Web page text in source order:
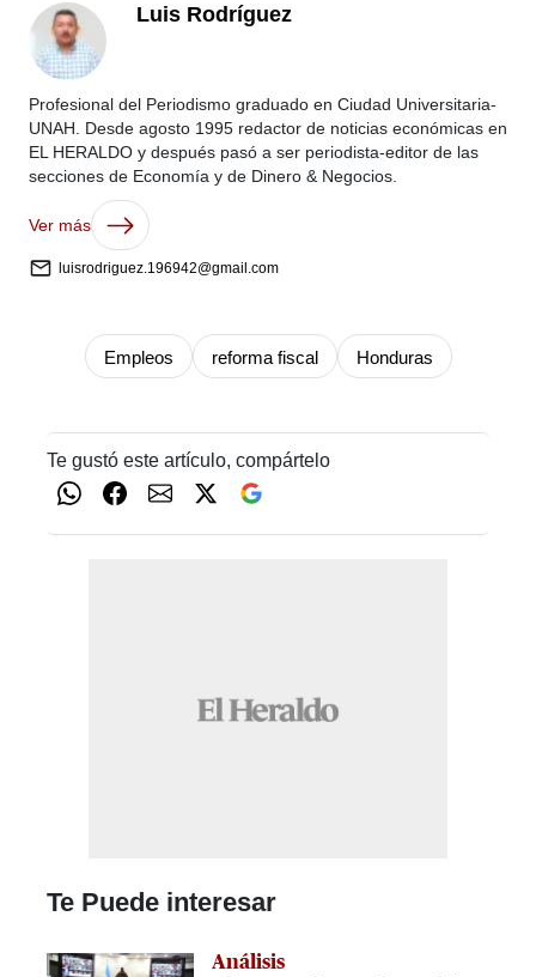
Luis Rodríguez
Profesional del Periodismo graduado en Ciudad Universitaria-
UNAH. Desde agosto 1995 redactor de noticias económicas en
EL HERALDO y después pasó a ser periodista-editor de las
secciones de Economía y de Dinero & Negocios.
Ver más
luisrodriguez.196942@gmail.com
Empleos reforma fiscal Honduras
Te gustó este artículo, compártelo
Te Puede interesar
Análisis